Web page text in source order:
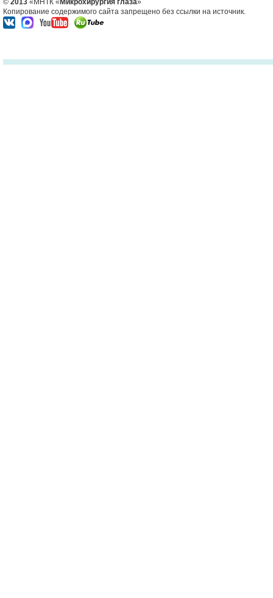
© 2013 «МНТК « Микрохирургия глаза»
Копирование содержимого сайта запрещено без ссылки на источник.